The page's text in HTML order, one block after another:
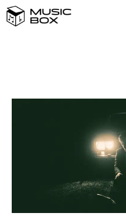
DOMAĆA
STRANA